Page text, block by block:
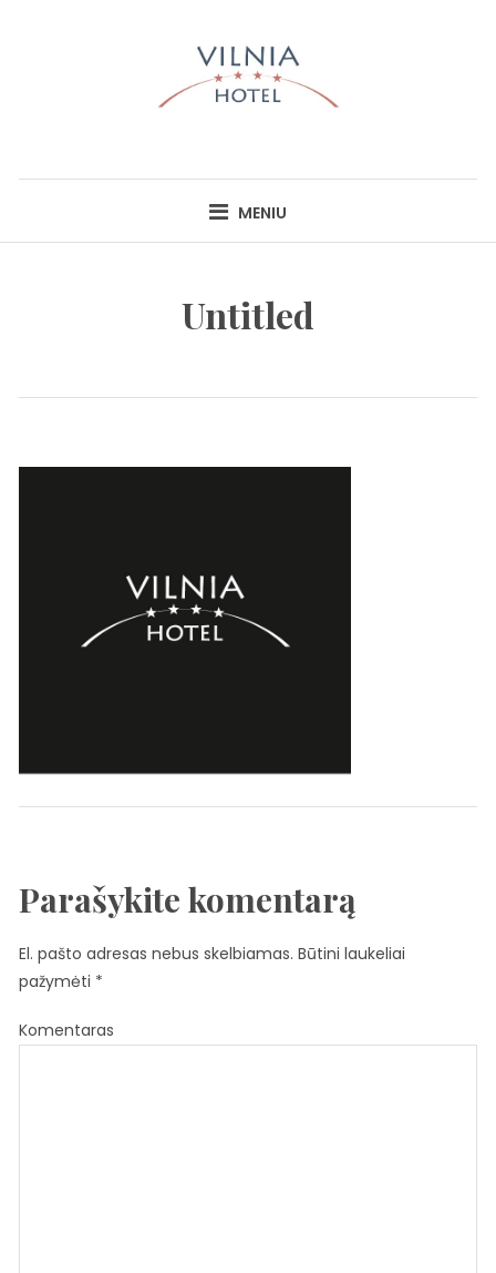
HOTEL VILNIA
MENIU
Untitled
Parašykite komentarą
El. pašto adresas nebus skelbiamas. Būtini laukeliai
pažymėti *
Komentaras